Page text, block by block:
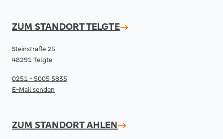
ZUM STANDORTTELGTE
Steinstraße 25
48291 Telgte
0251 - 5005 5835
E-Mail senden
ZUM STANDORTAHLEN